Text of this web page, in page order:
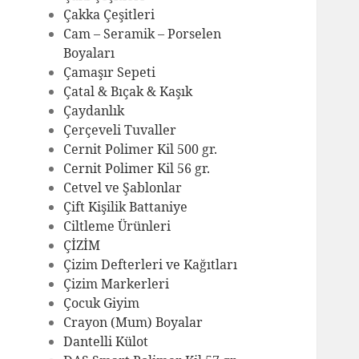
Çakka Çeşitleri
Cam – Seramik – Porselen
Boyaları
Çamaşır Sepeti
Çatal & Bıçak & Kaşık
Çaydanlık
Çerçeveli Tuvaller
Cernit Polimer Kil 500 gr.
Cernit Polimer Kil 56 gr.
Cetvel ve Şablonlar
Çift Kişilik Battaniye
Ciltleme Ürünleri
ÇİZİM
Çizim Defterleri ve Kağıtları
Çizim Markerleri
Çocuk Giyim
Crayon (Mum) Boyalar
Dantelli Külot